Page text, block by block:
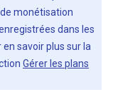
monétisation
dans les
savoir plus sur la
Gérer les plans